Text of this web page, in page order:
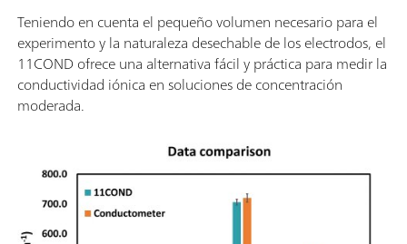
Teniendo en cuenta el pequeño volumen necesario para el
experimento y la naturaleza desechable de los electrodos, el
11COND ofrece una alternativa fácil y práctica para medir la
conductividad iónica en soluciones de concentración
moderada.